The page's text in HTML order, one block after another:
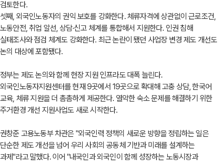
검토한다.
셋째, 외국인노동자의 권익 보호를 강화한다. 체류자격에 상관없이 근로조건,
노동안전, 취업 알선, 상담·신고 체계를 통합해서 지원한다. 인권 침해
실태조사와 점검 체계도 강화한다. 최근 논란이 됐던 사업장 변경 제도 개선도
논의 대상에 포함됐다.
정부는 제도 논의와 함께 현장 지원 인프라도 대폭 늘린다.
외국인노동자지원센터를 현재 9곳에서 19곳으로 확대해 고충 상담, 한국어
교육, 체류 지원을 더 촘촘하게 제공한다. 열악한 숙소 문제를 해결하기 위한
주거환경 개선 지원사업도 새로 시작한다.
권창준 고용노동부 차관은 "외국인력 정책의 새로운 방향을 정립하는 일은
단순한 제도 개선을 넘어 우리 사회의 공동체 기반과 미래를 설계하는
과제"라고 말했다. 이어 "내국인과 외국인이 함께 성장하는 노동시장과